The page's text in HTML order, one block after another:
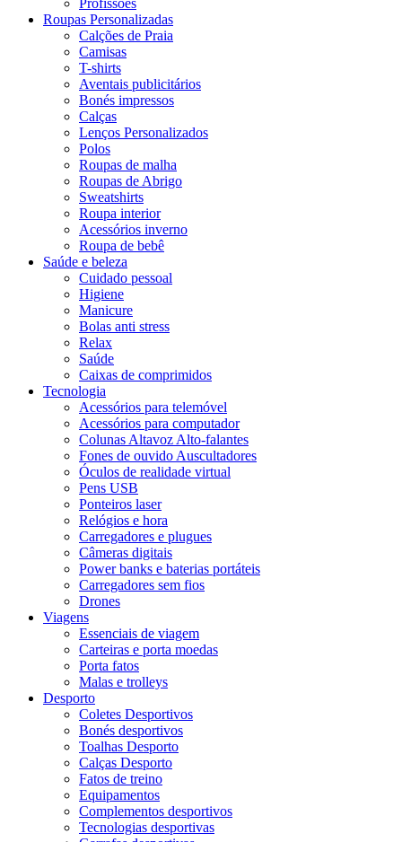
Roupas Personalizadas
Calções de Praia
Camisas
T-shirts
Aventais publicitários
Bonés impressos
Calças
Lenços Personalizados
Polos
Roupas de malha
Roupas de Abrigo
Sweatshirts
Roupa interior
Acessórios inverno
Roupa de bebê
Saúde e beleza
Cuidado pessoal
Higiene
Manicure
Bolas anti stress
Relax
Saúde
Caixas de comprimidos
Tecnologia
Acessórios para telemóvel
Acessórios para computador
Colunas Altavoz Alto-falantes
Fones de ouvido Auscultadores
Óculos de realidade virtual
Pens USB
Ponteiros laser
Relógios e hora
Carregadores e plugues
Câmeras digitais
Power banks e baterias portáteis
Carregadores sem fios
Drones
Viagens
Essenciais de viagem
Carteiras e porta moedas
Porta fatos
Malas e trolleys
Desporto
Coletes Desportivos
Bonés desportivos
Toalhas Desporto
Calças Desporto
Fatos de treino
Equipamentos
Complementos desportivos
Tecnologias desportivas